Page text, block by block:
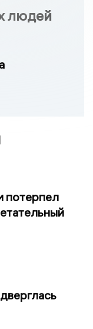
людей
потерпел